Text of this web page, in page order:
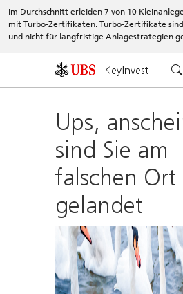
Im Durchschnitt erleiden 7 von 10
mit Turbo-Zertifikaten. Turbo-Zertifikate
und nicht für langfristige Anlagestrategien
KeyInvest
Ups,
sind Sie am
falschen Ort
gelandet